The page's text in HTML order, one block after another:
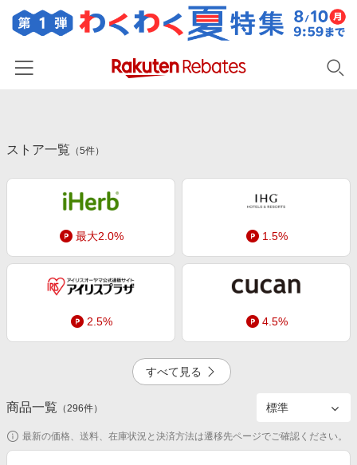
カテゴリー一覧
百貨店・総合ECモール
ファッション・インナー・小物
食品・スイーツ・お酒
日用品・キッチン用品
コスメ・健康・医薬品
キッズ・ベビー用品
家電・PC・スマホ・カメラ
ペット・花・DIY・車
初回購入者限定特典
新着ストアのご紹介
電子書籍特集
旅行特集
お中元特集2026
わくわく夏特集
友達紹介
楽天IDでログイン/会員登録
ストア一覧 （5件）
最大2.0% 1.5%
2.5% 4.5%
2.0%
すべて見る
商品一覧 （296件）
最新の価格、送料、在庫状況と決済方法は遷移先ページでご確認ください。